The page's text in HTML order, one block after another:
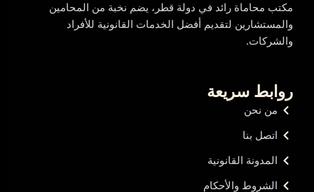
مكتب محاماة رائد في دولة قطر، يضم نخبة من المحامين
والمستشارين لتقديم أفضل الخدمات القانونية للأفراد
والشركات.
روابط سريعة
من نحن
اتصل بنا
المدونة القانونية
الشروط والأحكام